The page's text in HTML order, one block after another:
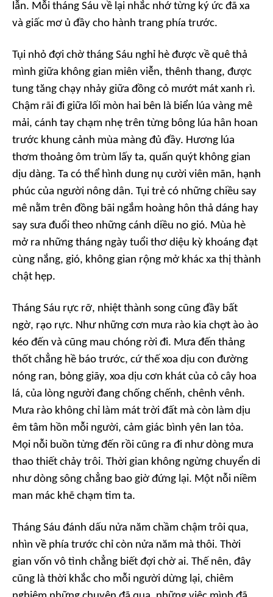
lẫn. Mỗi tháng Sáu về lại nhắc nhớ từng ký ức đã xa
và giấc mơ ủ đầy cho hành trang phía trước.
Tụi nhỏ đợi chờ tháng Sáu nghỉ hè được về quê thả
mình giữa không gian miên viễn, thênh thang, được
tung tăng chạy nhảy giữa đồng cỏ mướt mát xanh rì.
Chậm rãi đi giữa lối mòn hai bên là biển lúa vàng mê
mải, cánh tay chạm nhẹ trên từng bông lúa hân hoan
trước khung cảnh mùa màng đủ đầy. Hương lúa
thơm thoảng ôm trùm lấy ta, quấn quýt không gian
dịu dàng. Ta có thể hình dung nụ cười viên mãn, hạnh
phúc của người nông dân. Tụi trẻ có những chiều say
mê nằm trên đồng bãi ngắm hoàng hôn thả dáng hay
say sưa đuổi theo những cánh diều no gió. Mùa hè
mở ra những tháng ngày tuổi thơ diệu kỳ khoáng đạt
cùng nắng, gió, không gian rộng mở khác xa thị thành
chật hẹp.
Tháng Sáu rực rỡ, nhiệt thành song cũng đầy bất
ngờ, rạo rực. Như những cơn mưa rào kia chợt ào ào
kéo đến và cũng mau chóng rời đi. Mưa đến thảng
thốt chẳng hề báo trước, cứ thế xoa dịu con đường
nóng ran, bỏng giãy, xoa dịu cơn khát của cỏ cây hoa
lá, của lòng người đang chống chếnh, chênh vênh.
Mưa rào không chỉ làm mát trời đất mà còn làm dịu
êm tâm hồn mỗi người, cảm giác bình yên lan tỏa.
Mọi nỗi buồn từng đến rồi cũng ra đi như dòng mưa
thao thiết chảy trôi. Thời gian không ngừng chuyển di
như dòng sông chẳng bao giờ đứng lại. Một nỗi niềm
man mác khẽ chạm tim ta.
Tháng Sáu đánh dấu nửa năm chầm chậm trôi qua,
nhìn về phía trước chỉ còn nửa năm mà thôi. Thời
gian vốn vô tình chẳng biết đợi chờ ai. Thế nên, đây
cũng là thời khắc cho mỗi người dừng lại, chiêm